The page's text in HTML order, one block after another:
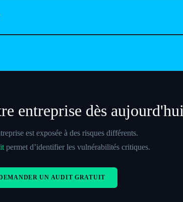
entreprise dès aujourd'hui
est exposée à des risques différents.
permet d’identifier les vulnérabilités critiques.
UN AUDIT GRATUIT